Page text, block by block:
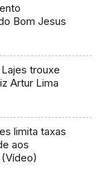
Bom Jesus
trouxe
Artur Lima
limita taxas
aos